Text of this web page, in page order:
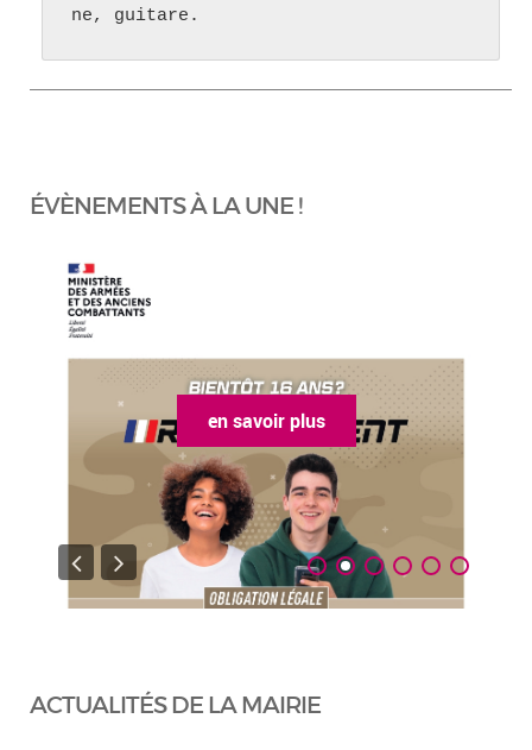
ne, guitare.
ÉVÈNEMENTS À LA UNE !
en savoir plus
ACTUALITÉS DE LA MAIRIE